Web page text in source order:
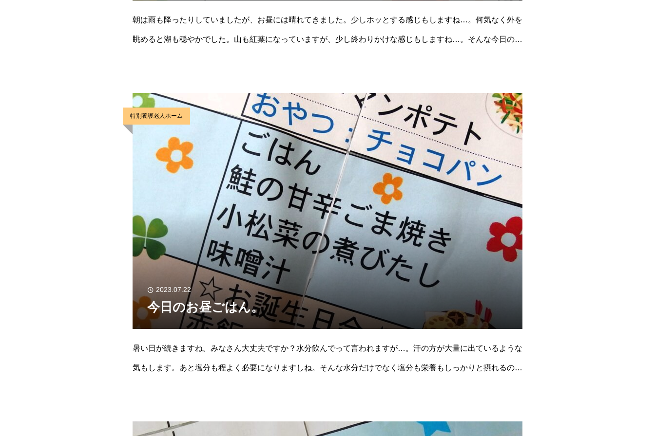
朝は雨も降ったりしていましたが、お昼には晴れてきました。少しホッとする感じもしますね…。何気なく外を
眺めると湖も穏やかでした。山も紅葉になっていますが、少し終わりかけな感じもしますね…。そんな今日の気
特別養護老人ホーム
2023.07.22
今日のお昼ごはん。
暑い日が続きますね。みなさん大丈夫ですか？水分飲んでって言われますが…。汗の方が大量に出ているような
気もします。あと塩分も程よく必要になりますしね。そんな水分だけでなく塩分も栄養もしっかりと摂れるのが